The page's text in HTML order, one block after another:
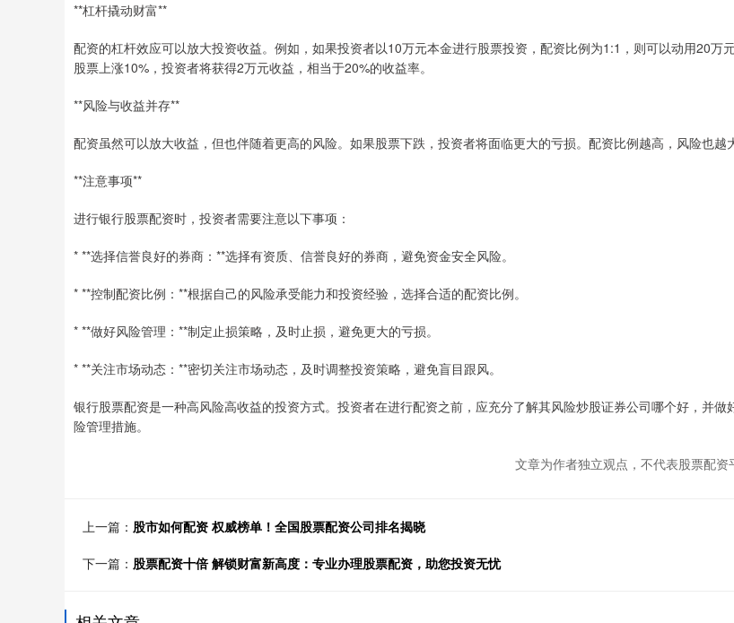
**杠杆撬动财富**
配资的杠杆效应可以放大投资收益。例如，如果投资者以10万元本金进行股票投资，配资比例为1:1，则可以动用20万
股票上涨10%，投资者将获得2万元收益，相当于20%的收益率。
**风险与收益并存**
配资虽然可以放大收益，但也伴随着更高的风险。如果股票下跌，投资者将面临更大的亏损。配资比例越高，风险也越
**注意事项**
进行银行股票配资时，投资者需要注意以下事项：
* **选择信誉良好的券商：**选择有资质、信誉良好的券商，避免资金安全风险。
* **控制配资比例：**根据自己的风险承受能力和投资经验，选择合适的配资比例。
* **做好风险管理：**制定止损策略，及时止损，避免更大的亏损。
* **关注市场动态：**密切关注市场动态，及时调整投资策略，避免盲目跟风。
银行股票配资是一种高风险高收益的投资方式。投资者在进行配资之前，应充分了解其风险炒股证券公司哪个好，并做
险管理措施。
文章为作者独立观点，不代表股票配资
上一篇： 股市如何配资 权威榜单！全国股票配资公司排名揭晓
下一篇： 股票配资十倍 解锁财富新高度：专业办理股票配资，助您投资无忧